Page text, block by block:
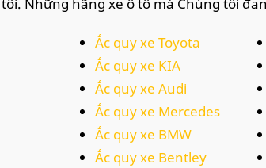
Ắc quy xe Toyota
Ắc quy xe KIA
Ắc quy xe Audi
Ắc quy xe Mercedes
Ắc quy xe BMW
Ắc quy xe Bentley